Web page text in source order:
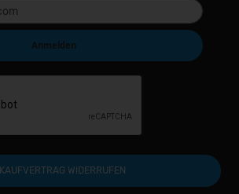
Anmelden
KAUFVERTRAG WIDERRUFEN